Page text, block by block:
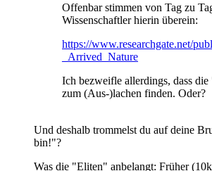
Offenbar stimmen von Tag zu
Wissenschaftler hierin überein:
https://www.researchgate.net/
_Arrived_Nature
Ich bezweifle allerdings, dass
zum (Aus-)lachen finden. Oder?
Und deshalb trommelst du auf deine
bin!"?
Was die "Eliten" anbelangt: Früher